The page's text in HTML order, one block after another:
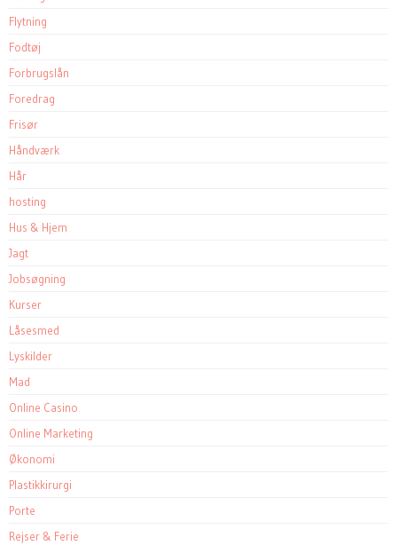
Flytning
Fodtøj
Forbrugslån
Foredrag
Frisør
Håndværk
Hår
hosting
Hus & Hjem
Jagt
Jobsøgning
Kurser
Låsesmed
Lyskilder
Mad
Online Casino
Online Marketing
Økonomi
Plastikkirurgi
Porte
Rejser & Ferie